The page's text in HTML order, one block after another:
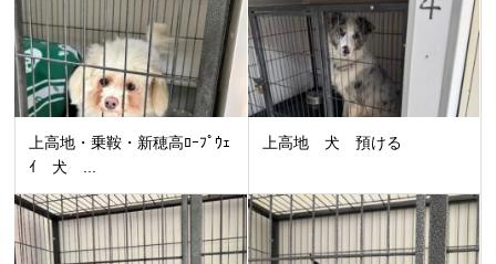
上高地・乗鞍・新穂高ﾛｰﾌﾟｳｪ
ｲ 犬 ...
上高地 犬 預ける